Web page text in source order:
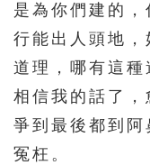
是為你們建的
行能出人頭地
道理，哪有這
相信我的話了，
爭到最後都到
冤枉。